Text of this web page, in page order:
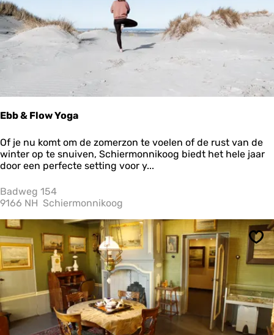
t
s
V
r
e
h
o
f
Ebb & Flow Yoga
E
b
b
F
l
w
Y
o
g
a
Of je nu komt om de zomerzon te voelen of de rust van de
winter op te snuiven, Schiermonnikoog biedt het hele jaar
door een perfecte setting voor y...
Badweg 154
9166 NH Schiermonnikoog